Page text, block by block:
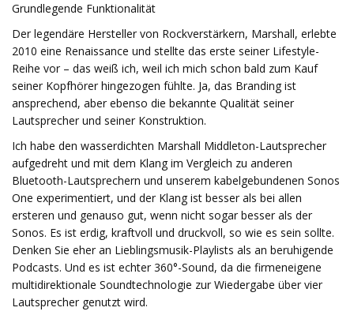
Grundlegende Funktionalität
Der legendäre Hersteller von Rockverstärkern, Marshall, erlebte
2010 eine Renaissance und stellte das erste seiner Lifestyle-
Reihe vor – das weiß ich, weil ich mich schon bald zum Kauf
seiner Kopfhörer hingezogen fühlte. Ja, das Branding ist
ansprechend, aber ebenso die bekannte Qualität seiner
Lautsprecher und seiner Konstruktion.
Ich habe den wasserdichten Marshall Middleton-Lautsprecher
aufgedreht und mit dem Klang im Vergleich zu anderen
Bluetooth-Lautsprechern und unserem kabelgebundenen Sonos
One experimentiert, und der Klang ist besser als bei allen
ersteren und genauso gut, wenn nicht sogar besser als der
Sonos. Es ist erdig, kraftvoll und druckvoll, so wie es sein sollte.
Denken Sie eher an Lieblingsmusik-Playlists als an beruhigende
Podcasts. Und es ist echter 360°-Sound, da die firmeneigene
multidirektionale Soundtechnologie zur Wiedergabe über vier
Lautsprecher genutzt wird.